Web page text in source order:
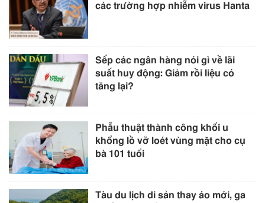
các trường hợp nhiễm virus Hanta
Sếp các ngân hàng nói gì về lãi
suất huy động: Giảm rồi liệu có
tăng lại?
Phẫu thuật thành công khối u
khổng lồ vỡ loét vùng mặt cho cụ
bà 101 tuổi
Tàu du lịch di sản thay áo mới, ga